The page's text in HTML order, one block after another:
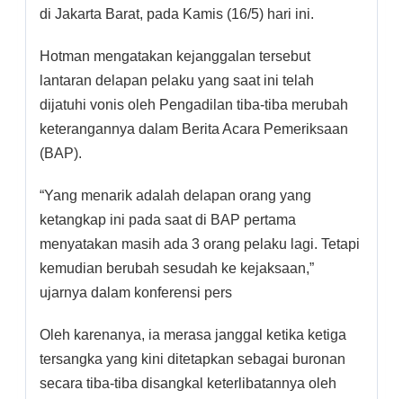
di Jakarta Barat, pada Kamis (16/5) hari ini.
Hotman mengatakan kejanggalan tersebut
lantaran delapan pelaku yang saat ini telah
dijatuhi vonis oleh Pengadilan tiba-tiba merubah
keterangannya dalam Berita Acara Pemeriksaan
(BAP).
“Yang menarik adalah delapan orang yang
ketangkap ini pada saat di BAP pertama
menyatakan masih ada 3 orang pelaku lagi. Tetapi
kemudian berubah sesudah ke kejaksaan,”
ujarnya dalam konferensi pers
Oleh karenanya, ia merasa janggal ketika ketiga
tersangka yang kini ditetapkan sebagai buronan
secara tiba-tiba disangkal keterlibatannya oleh